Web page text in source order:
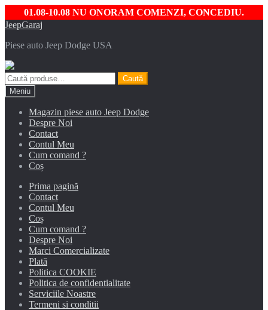
01.08-10.08 NU ONORAM COMENZI, CONCEDIU.
Sari
navigare
Sari
conținut
JeepGaraj
Piese auto Jeep Dodge USA
Caută
după:
Caută
Meniu
Magazin piese auto Jeep Dodge
Despre Noi
Contact
Contul Meu
Cum comand ?
Coș
Prima pagină
Contact
Contul Meu
Coș
Cum comand ?
Despre Noi
Marci Comercializate
Plată
Politica COOKIE
Politica de confidentialitate
Serviciile Noastre
Termeni si conditii